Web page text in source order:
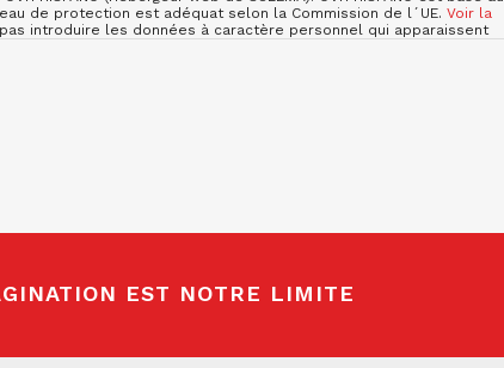
de protection est adéquat selon la Commission de l´UE. Voir la
introduire les données à caractère personnel qui apparaissent
autorité de contrôle. Vous pouvez consulter les informations
données sur notre site web sulema.fr, tout comme la possibilité
EST NOTRE LIMITE